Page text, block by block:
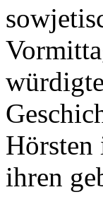
Hörsten
ihren